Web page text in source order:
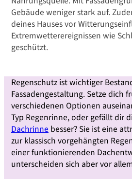
Gebäude weniger stark auf.
deines Hauses vor
Extremwetterereignissen wie
geschützt.
Regenschutz ist wichtiger
Fassadengestaltung. Setze dich
verschiedenen Optionen
Typ Regenrinne, oder gefällt dir
Dachrinne besser? Sie ist eine
zur klassisch vorgehängten
einer funktionierenden
unterscheiden sich aber vor